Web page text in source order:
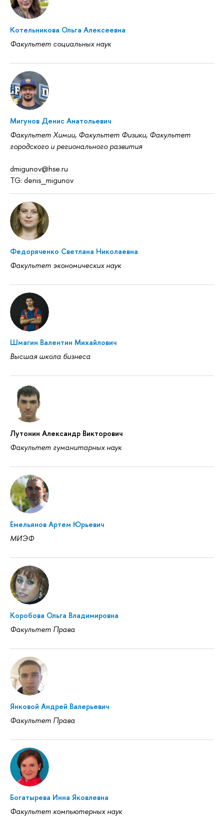
Котельникова Ольга Алексеевна
Факультет социальных наук
Мигунов Денис Анатольевич
Факультет Химии, Факультет Физики, Факультет
городского и регионального развития
dmigunov@hse.ru
TG: denis_migunov
Федоряченко Светлана Николаевна
Факультет экономических наук
Шмагин Валентин Михайлович
Высшая школа бизнеса
Лутонин Александр Викторович
Факультет гуманитарных наук
Емельянов Артем Юрьевич
МИЭФ
Коробова Ольга Владимировна
Факультет Права
Янковой Андрей Валерьевич
Факультет Права
Богатырева Инна Яковлевна
Факультет компьютерных наук